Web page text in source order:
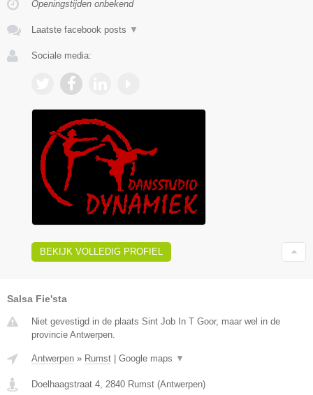
Openingstijden onbekend
Laatste facebook posts ▼
Sociale media:
BEKIJK VOLLEDIG PROFIEL
Salsa Fie'sta
Niet gevestigd in de plaats Sint Job In T Goor, maar wel in de
provincie Antwerpen.
Antwerpen » Rumst | Google maps ▼
Doelhaagstraat 4 2840 Rumst (Antwerpen)